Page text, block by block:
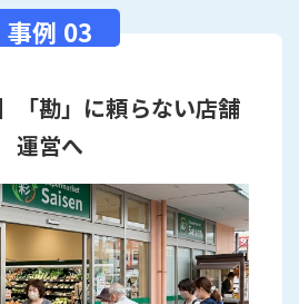
「勘」に頼らない店舗
運営へ